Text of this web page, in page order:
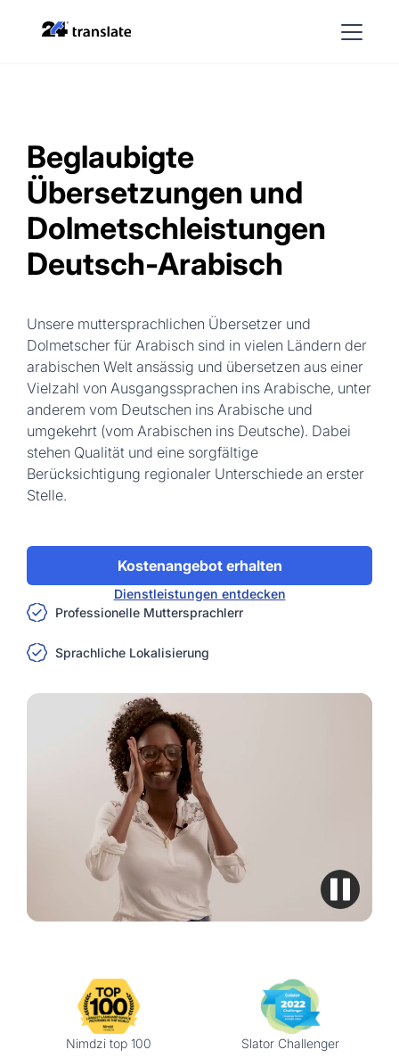
Beglaubigte
Übersetzungen und
Dolmetschleistungen
Deutsch-Arabisch
Unsere muttersprachlichen Übersetzer und
Dolmetscher für Arabisch sind in vielen Ländern der
arabischen Welt ansässig und übersetzen aus einer
Vielzahl von Ausgangssprachen ins Arabische, unter
anderem vom Deutschen ins Arabische und
umgekehrt (vom Arabischen ins Deutsche). Dabei
stehen Qualität und eine sorgfältige
Berücksichtigung regionaler Unterschiede an erster
Stelle.
Kostenangebot erhalten
Dienstleistungen entdecken
Professionelle Muttersprachlerr
Sprachliche Lokalisierung
Nimdzi top 100 Slator Challenger